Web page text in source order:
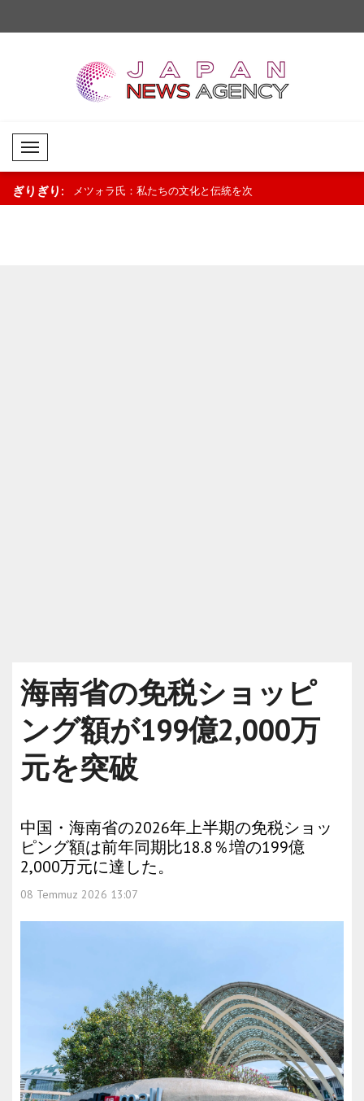
Mobil Menü
ぎりぎり:
一人分の給 メツォラ氏：私たちの文化と伝統を次
海南省の免税ショッピ
ング額が199億2,000万
元を突破
中国・海南省の2026年上半期の免税ショッ
ピング額は前年同期比18.8％増の199億
2,000万元に達した。
08 Temmuz 2026 13:07